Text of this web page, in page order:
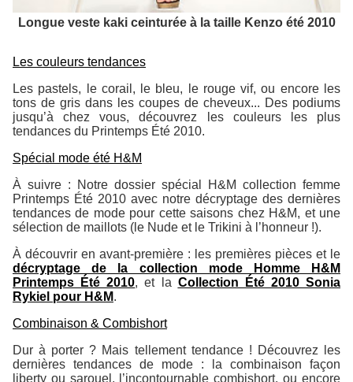
Longue veste kaki ceinturée à la taille Kenzo été 2010
Les couleurs tendances
Les pastels, le corail, le bleu, le rouge vif, ou encore les
tons de gris dans les coupes de cheveux... Des podiums
jusqu’à chez vous, découvrez les couleurs les plus
tendances du Printemps Été 2010.
Spécial mode été H&M
À suivre : Notre dossier spécial H&M collection femme
Printemps Été 2010 avec notre décryptage des dernières
tendances de mode pour cette saisons chez H&M, et une
sélection de maillots (le Nude et le Trikini à l’honneur !).
À découvrir en avant-première : les premières pièces et le
décryptage de la collection mode Homme H&M
Printemps Été 2010, et la Collection Été 2010 Sonia
Rykiel pour H&M.
Combinaison & Combishort
Dur à porter ? Mais tellement tendance ! Découvrez les
dernières tendances de mode : la combinaison façon
liberty ou sarouel, l’incontournable combishort, ou encore